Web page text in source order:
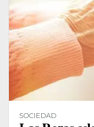
SOCIEDAD